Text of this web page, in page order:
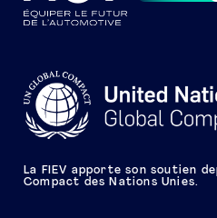
La FIEV apporte son soutien
Compact des Nations Unies.